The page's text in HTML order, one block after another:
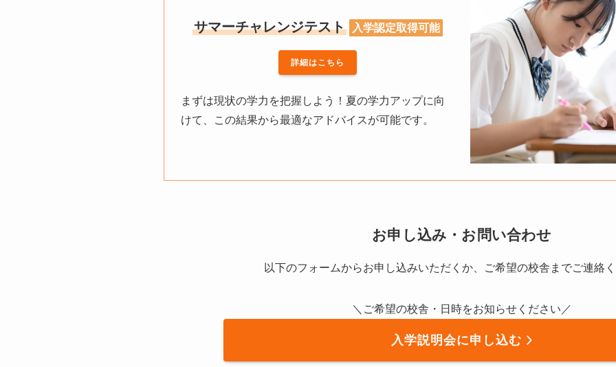
サマーチャレンジテスト 入学認定取得可能
詳細はこちら
まずは現状の学力を把握しよう！夏の学力アップに向
けて、この結果から最適なアドバイスが可能です。
お申し込み・お問い合わせ
以下のフォームからお申し込みいただくか、ご希望の校舎までご連絡
＼ご希望の校舎・日時をお知らせください／
入学説明会に申し込む